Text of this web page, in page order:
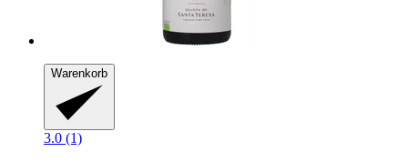
Warenkorb
3.0 (1)